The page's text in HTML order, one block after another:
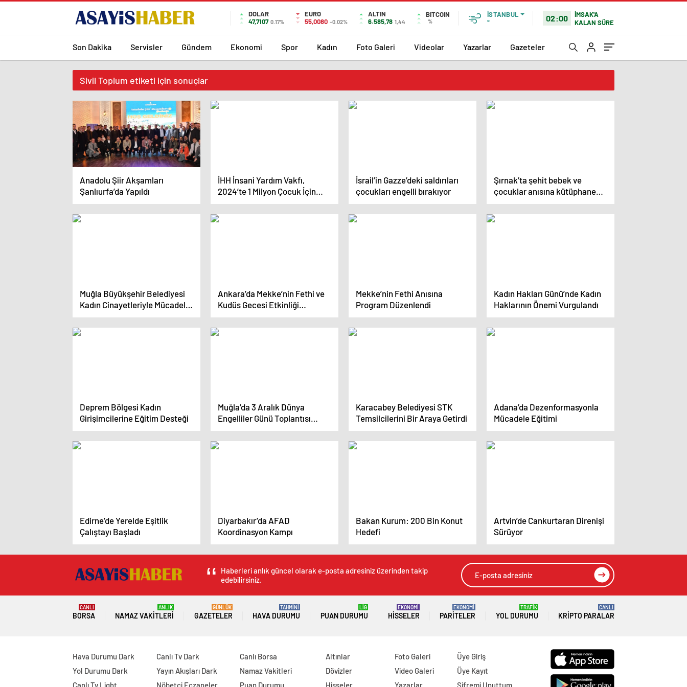
DOLAR
47,7107 0.17%
EURO
55,0080 -0.02%
ALTIN
6.585,78 1,44
BITCOIN
%
İSTANBUL
°
02:00
İMSAK'A
KALAN SÜRE
Son Dakika Servisler Gündem Ekonomi Spor Kadın Foto Galeri Videolar Yazarlar Gazeteler
Sivil Toplum etiketi için sonuçlar
Anadolu Şiir Akşamları
Şanlıurfa’da Yapıldı
İHH İnsani Yardım Vakfı,
2024’te 1 Milyon Çocuk İçin
Destek Sağladı
İsrail’in Gazze’deki saldırıları
çocukları engelli bırakıyor
Şırnak’ta şehit bebek ve
çocuklar anısına kütüphane
kuruldu
Muğla Büyükşehir Belediyesi
Kadın Cinayetleriyle Mücadele
Ediyor
Ankara’da Mekke’nin Fethi ve
Kudüs Gecesi Etkinliği
Düzenlendi
Mekke’nin Fethi Anısına
Program Düzenlendi
Kadın Hakları Günü’nde Kadın
Haklarının Önemi Vurgulandı
Deprem Bölgesi Kadın
Girişimcilerine Eğitim Desteği
Muğla’da 3 Aralık Dünya
Engelliler Günü Toplantısı
Yapıldı
Karacabey Belediyesi STK
Temsilcilerini Bir Araya Getirdi
Adana’da Dezenformasyonla
Mücadele Eğitimi
Edirne’de Yerelde Eşitlik
Çalıştayı Başladı
Diyarbakır’da AFAD
Koordinasyon Kampı
Bakan Kurum: 200 Bin Konut
Hedefi
Artvin’de Cankurtaran Direnişi
Sürüyor
Haberleri anlık güncel olarak e-posta adresiniz üzerinden takip
edebilirsiniz.
BORSA
CANLI
NAMAZ VAKITLERI
ANLIK
GAZETELER
GÜNLÜK
HAVA DURUMU
TAHMİNİ
PUAN DURUMU
LİG
HISSELER
EKONOMİ
PARITELER
EKONOMİ
YOL DURUMU
TRAFİK
KRIPTO PARALAR
CANLI
Hava Durumu Dark
Yol Durumu Dark
Canlı Tv Light
Canlı Tv Dark
Yayın Akışları Dark
Nöbetçi Eczaneler
Canlı Borsa
Namaz Vakitleri
Puan Durumu
Altınlar
Dövizler
Hisseler
Foto Galeri
Video Galeri
Yazarlar
Üye Giriş
Üye Kayıt
Şifremi Unuttum